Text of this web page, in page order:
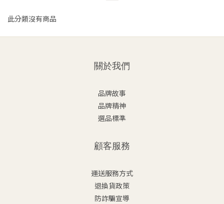
此分類沒有商品
關於我們
品牌故事
品牌精神
選品標準
顧客服務
運送服務方式
退換貨政策
防詐騙宣導